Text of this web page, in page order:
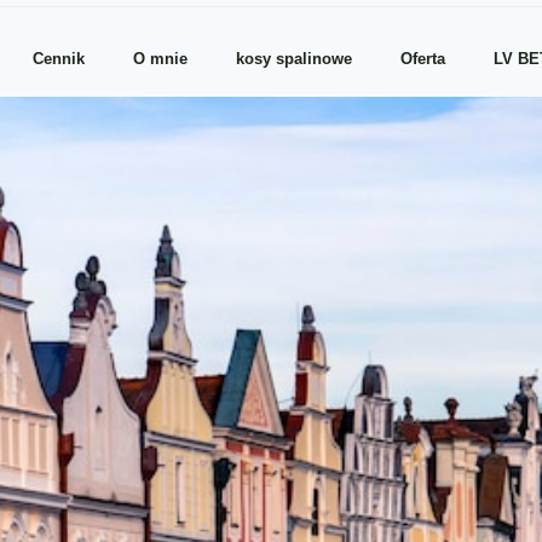
Cennik O mnie kosy spalinowe Oferta LV